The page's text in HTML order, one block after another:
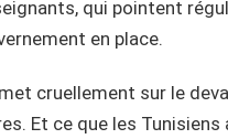
qui pointent
en place.
cruellement sur le
Et ce que les